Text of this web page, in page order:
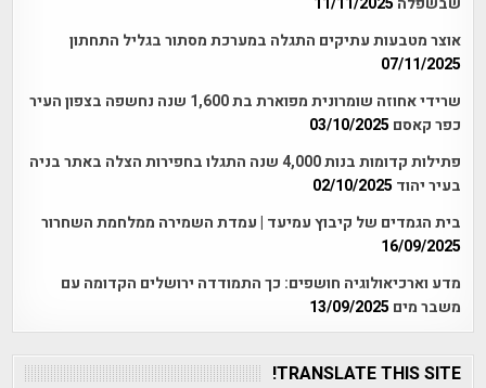
אוצר מטבעות עתיקים התגלה במערכת מסתור בגליל התחתון
07/11/2025
שרידי אחוזה שומרונית מפוארת בת 1,600 שנה נחשפה בצפון העיר
כפר קאסם 03/10/2025
פתילות קדומות בנות 4,000 שנה התגלו בחפירות הצלה באתר בניה
בעיר יהוד 02/10/2025
בית הגמדים של קיבוץ עמיעד | עמדת השמירה ממלחמת השחרור
16/09/2025
מדע וארכיאולוגיה חושפים: כך התמודדה ירושלים הקדומה עם
משבר מים 13/09/2025
TRANSLATE THIS SITE!